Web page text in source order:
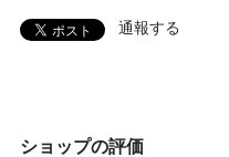
通報する
ショップの評価